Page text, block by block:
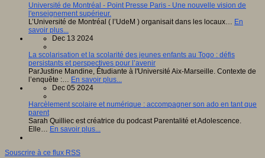
Université de Montréal - Point Presse Paris - Une nouvelle vision de
l'enseignement supérieur.
L’Université de Montréal ( l’UdeM ) organisait dans les locaux… En
savoir plus...
Dec 13 2024
La scolarisation et la scolarité des jeunes enfants au Togo : défis
persistants et perspectives pour l’avenir
ParJustine Mandine, Étudiante à l'Université Aix-Marseille. Contexte de
l’enquête :… En savoir plus...
Dec 05 2024
Harcèlement scolaire et numérique : accompagner son ado en tant que
parent
Sarah Quilliec est créatrice du podcast Parentalité et Adolescence.
Elle… En savoir plus...
Souscrire à ce flux RSS